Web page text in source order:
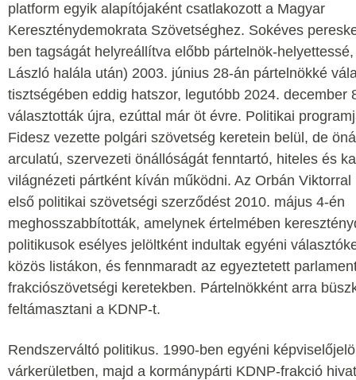
platform egyik alapítójaként csatlakozott a Magyar
Kereszténydemokrata Szövetséghez. Sokéves
ben tagságát helyreállítva előbb pártelnök-
László halála után) 2003. június 28-án pártelnökké
tisztségében eddig hatszor, legutóbb 2024. december
választották újra, ezúttal már öt évre. Politikai
Fidesz vezette polgári szövetség keretein belül, de
arculatú, szervezeti önállóságát fenntartó, hiteles és
világnézeti pártként kíván működni. Az Orbán
első politikai szövetségi szerződést 2010. május 4-én
meghosszabbították, amelynek értelmében
politikusok esélyes jelöltként indultak egyéni
közös listákon, és fennmaradt az egyeztetett
frakciószövetségi keretekben. Pártelnökként arra
feltámasztani a KDNP-t.
Rendszerváltó politikus. 1990-ben egyéni
várkerületben, majd a kormánypárti KDNP-frakció